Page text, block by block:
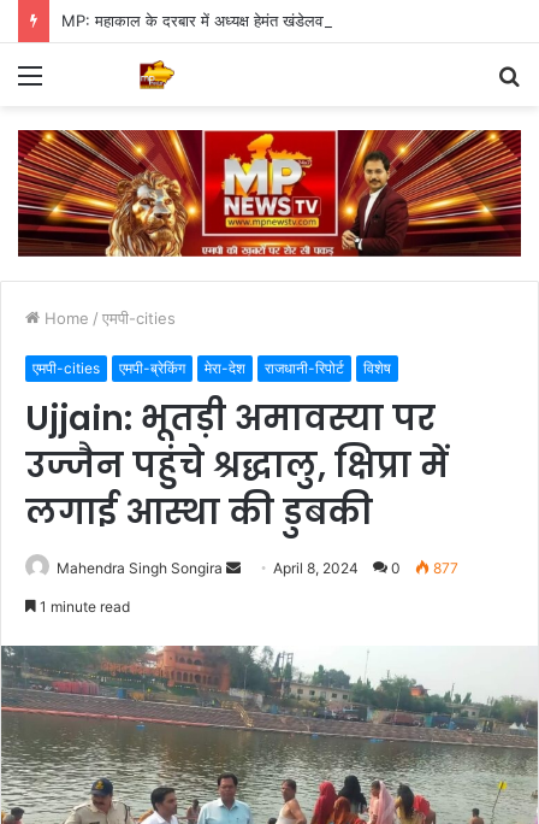
Menu
Home / एमपी-cities
एमपी-cities एमपी-ब्रेकिंग मेरा-देश राजधानी-रिपोर्ट विशेष
Ujjain: भूतड़ी अमावस्या पर
उज्जैन पहुंचे श्रद्धालु, क्षिप्रा में
लगाई आस्था की डुबकी
Mahendra Singh Songira
Send April 8, 2024 0 877
1 minute read